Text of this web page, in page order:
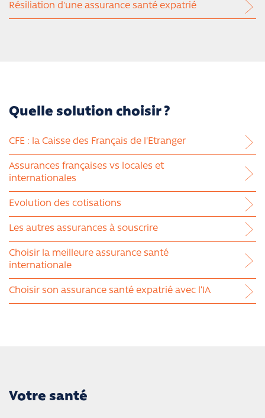
Résiliation d'une assurance santé expatrié
Quelle solution choisir ?
CFE : la Caisse des Français de l'Etranger
Assurances françaises vs locales et
internationales
Evolution des cotisations
Les autres assurances à souscrire
Choisir la meilleure assurance santé
internationale
Choisir son assurance santé expatrié avec l’IA
Votre santé